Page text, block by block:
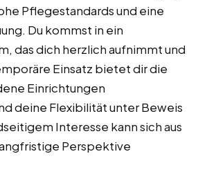
Pflegestandards und eine
Du kommst in ein
das dich herzlich aufnimmt und
Einsatz bietet dir die
Einrichtungen
deine Flexibilität unter Beweis
Interesse kann sich aus
Perspektive